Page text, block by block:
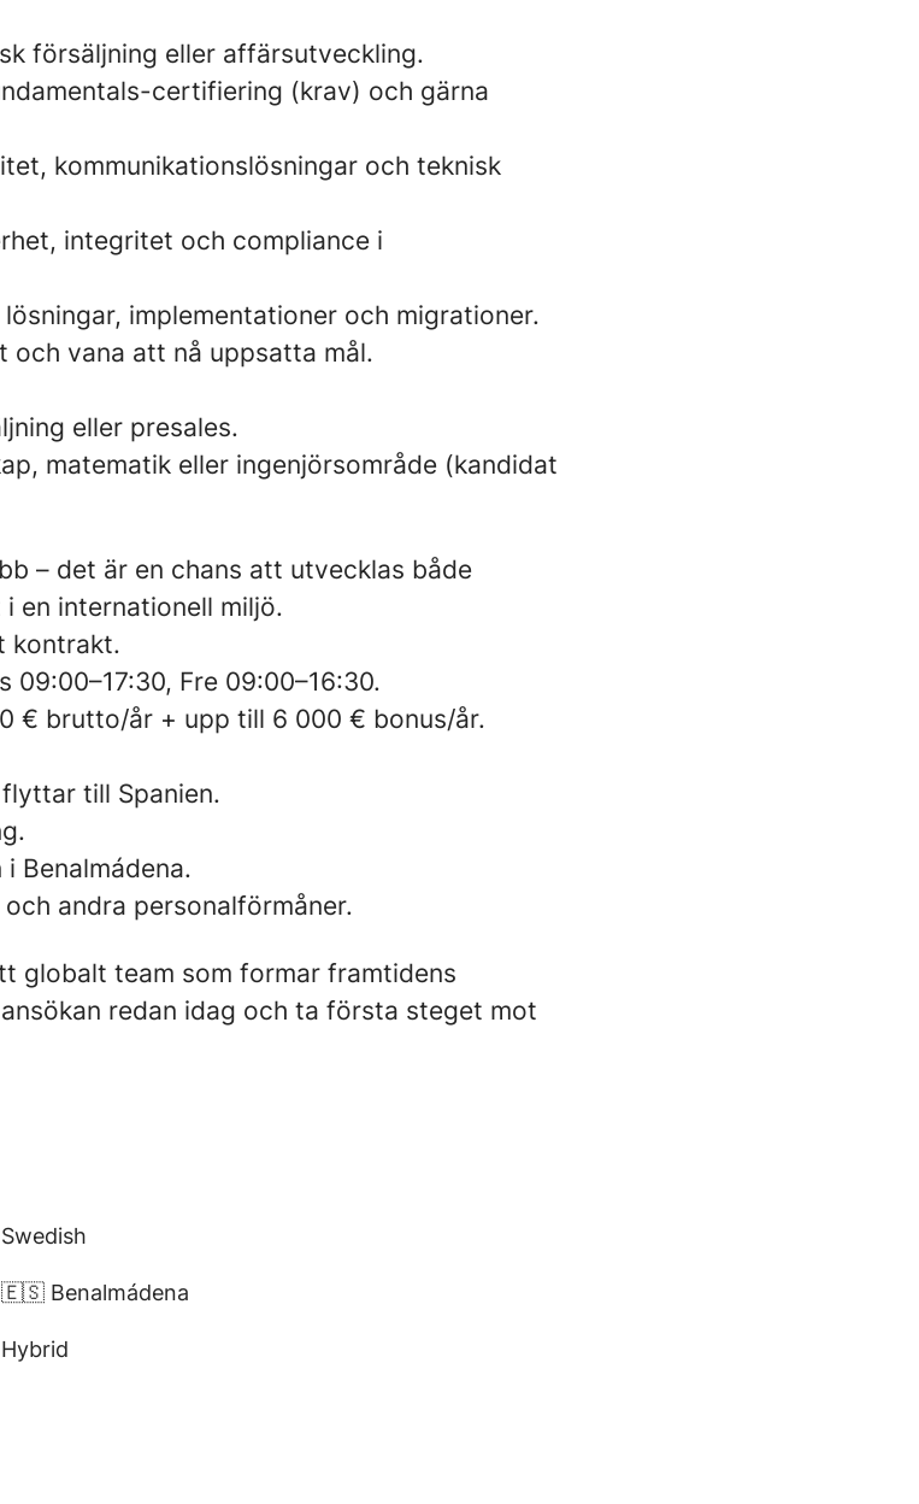
försäljning eller affärsutveckling.
certifiering (krav) och gärna
kommunikationslösningar och teknisk
integritet och compliance i
implementationer och migrationer.
och vana att nå uppsatta mål.
eller presales.
matematik eller ingenjörsområde (kandidat
– det är en chans att utvecklas både
en internationell miljö.
kontrakt.
09:00–17:30, Fre 09:00–16:30.
€ brutto/år + upp till 6 000 € bonus/år.
till Spanien.
Benalmádena.
andra personalförmåner.
globalt team som formar framtidens
redan idag och ta första steget mot
Swedish
🇪🇸 Benalmádena
Hybrid